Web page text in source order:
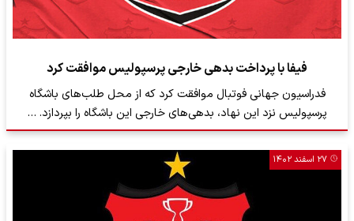
فیفا با پرداخت بدهی خارجی پرسپولیس موافقت کرد
فدراسیون جهانی فوتبال موافقت کرد که از محل طلب‌های باشگاه
پرسپولیس نزد این نهاد، بدهی‌های خارجی این باشگاه را بپردازد. …
۲۷ اسفند ۱۴۰۲